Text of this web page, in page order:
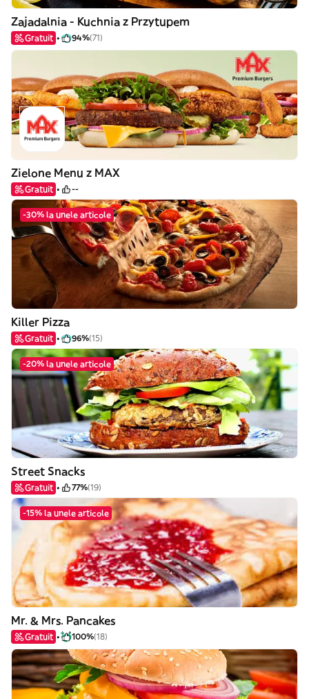
Zajadalnia - Kuchnia z Przytupem
Gratuit 94%(71)
Zielone Menu z MAX
Gratuit --
-30% la unele articole
Killer Pizza
Gratuit 96%(15)
-20% la unele articole
Street Snacks
Gratuit 77%(19)
-15% la unele articole
Mr. & Mrs. Pancakes
Gratuit 100%(18)